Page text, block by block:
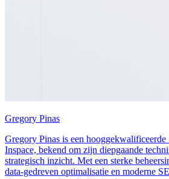
Gregory Pinas
Gregory Pinas is een
Inspace, bekend om zijn diepgaande
strategisch inzicht. Met een sterke
data-gedreven optimalisatie en moderne